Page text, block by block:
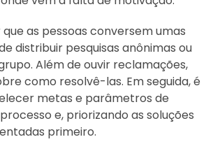
as pessoas conversem umas
distribuir pesquisas anônimas ou
Além de ouvir reclamações,
como resolvê-las. Em seguida, é
metas e parâmetros de
e, priorizando as soluções
primeiro.